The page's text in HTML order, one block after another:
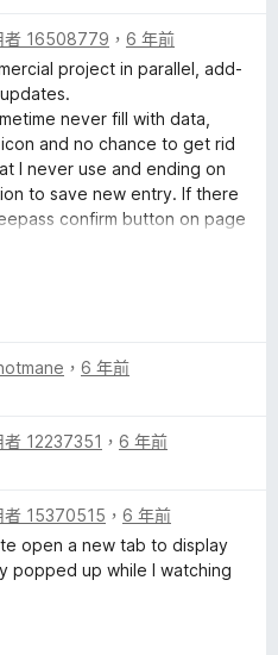
者 16508779 ， 6 年前
project in parallel, add-
never fill with data,
and no chance to get rid
I never use and ending on
to save new entry. If there
confirm button on page
product.
killed some of functionality.
， 6 年前
12237351 ， 6 年前
15370515 ， 6 年前
open a new tab to display
popped up while I watching